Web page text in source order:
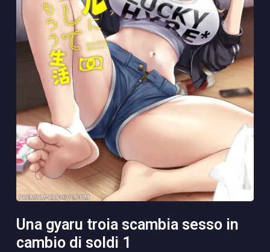
una gyaru troia scambia sesso in
cambio di soldi 1